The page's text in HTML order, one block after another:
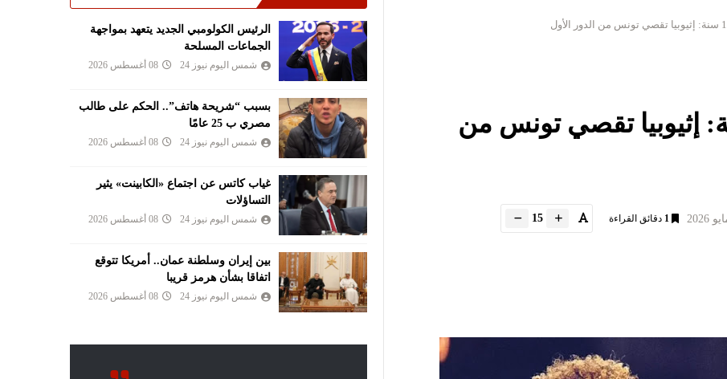
تحت 17 سنة: إثيوبيا تقصي تونس من
1 دقائق القراءة 15
الرئيس الكولومبي الجديد يتعهد بمواجهة
الجماعات المسلحة
شمس اليوم نيوز 24 08 أغسطس 2026
بسبب “شريحة هاتف”.. الحكم على طالب
مصري ب 25 عامًا
شمس اليوم نيوز 24 08 أغسطس 2026
غياب كاتس عن اجتماع «الكابينت» يثير
التساؤلات
شمس اليوم نيوز 24 08 أغسطس 2026
بين إيران وسلطنة عمان.. أمريكا تتوقع
اتفاقا بشأن هرمز قريبا
شمس اليوم نيوز 24 08 أغسطس 2026